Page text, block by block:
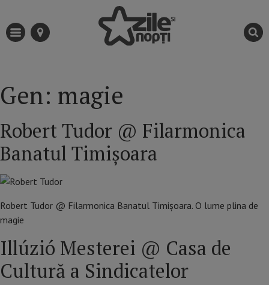
Gen: magie
Robert Tudor @ Filarmonica
Banatul Timișoara
Robert Tudor @ Filarmonica Banatul Timișoara. O lume plina de
magie
Illúzió Mesterei @ Casa de
Cultură a Sindicatelor